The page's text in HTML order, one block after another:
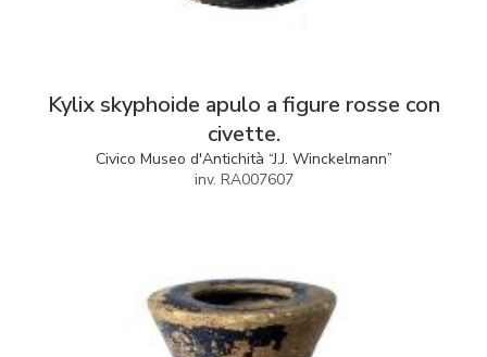
Kylix skyphoide apulo a figure rosse con
civette.
Civico Museo d'Antichità “J.J. Winckelmann”
inv. RA007607